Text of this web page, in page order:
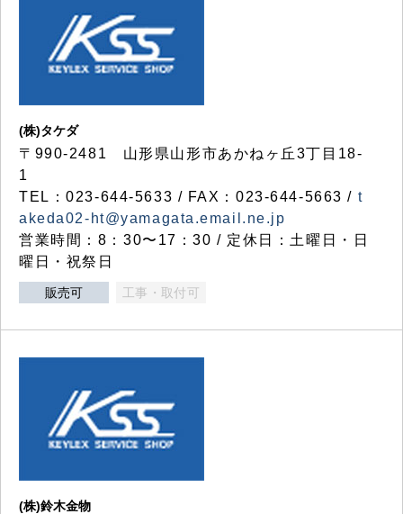
(株)タケダ
〒990-2481 山形県山形市あかねヶ丘3丁目18-
1
TEL：023-644-5633 / FAX：023-644-5663 / t
akeda02-ht@yamagata.email.ne.jp
営業時間：8：30〜17：30 / 定休日：土曜日・日
曜日・祝祭日
販売可 工事・取付可
(株)鈴木金物